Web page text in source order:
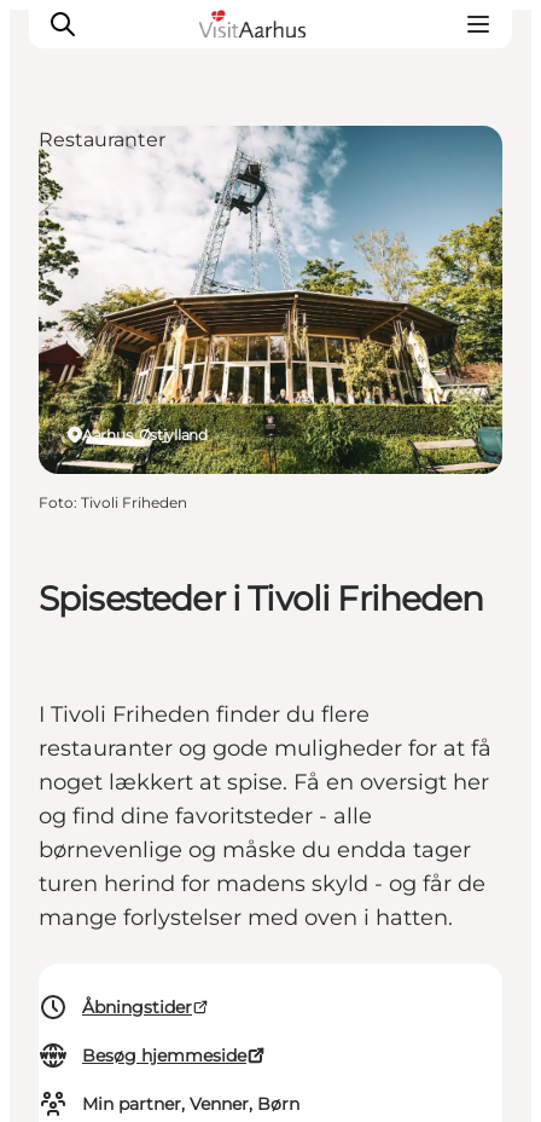
Oplevelser
Kalender
Byer og steder
Planlæg ferien
Transport
Spisesteder i Tivoli Friheden
I Tivoli Friheden finder du flere
restauranter og gode muligheder for at få
noget lækkert at spise. Få en oversigt her
og find dine favoritsteder - alle
børnevenlige og måske du endda tager
turen herind for madens skyld - og får de
mange forlystelser med oven i hatten.
Åbningstider
Besøg hjemmeside
Min partner, Venner, Børn
Aarhus, Østjylland
Restauranter
Foto: Tivoli Friheden